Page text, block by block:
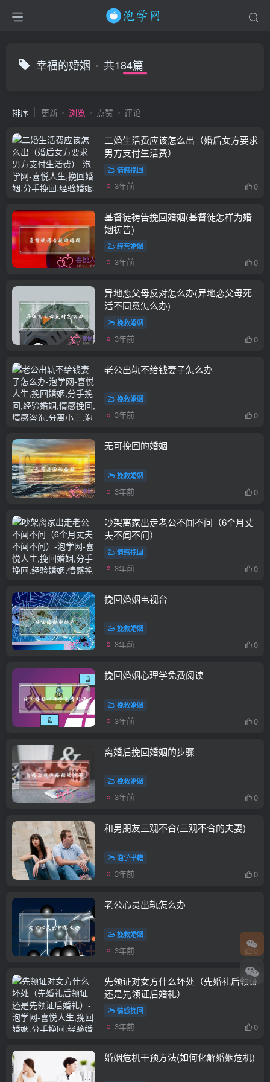
幸福的婚姻 共184篇
排序 更新 浏览 点赞 评论
二婚生活费应该怎么出（婚后女方要求
男方支付生活费）
情感挽回
3年前 0
基督徒祷告挽回婚姻(基督徒怎样为婚
姻祷告)
经营婚姻
3年前 0
异地恋父母反对怎么办(异地恋父母死
活不同意怎么办)
挽救婚姻
3年前 0
老公出轨不给钱妻子怎么办
挽救婚姻
3年前 0
无可挽回的婚姻
挽救婚姻
3年前 0
吵架离家出走老公不闻不问（6个月丈
夫不闻不问）
情感挽回
3年前 0
挽回婚姻电视台
挽救婚姻
3年前 0
挽回婚姻心理学免费阅读
挽救婚姻
3年前 0
离婚后挽回婚姻的步骤
挽救婚姻
3年前 0
和男朋友三观不合(三观不合的夫妻)
泡学书籍
3年前 0
老公心灵出轨怎么办
挽救婚姻
3年前 0
先领证对女方什么坏处（先婚礼后领证
还是先领证后婚礼）
情感挽回
3年前 0
婚姻危机干预方法(如何化解婚姻危机)